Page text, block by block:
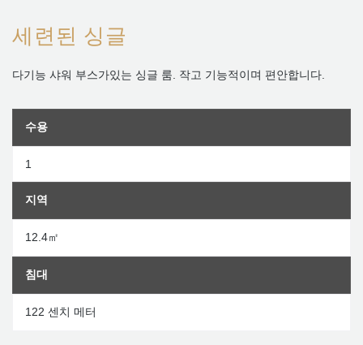
세련된 싱글
다기능 샤워 부스가있는 싱글 룸. 작고 기능적이며 편안합니다.
수용
1
지역
12.4㎡
침대
122 센치 메터